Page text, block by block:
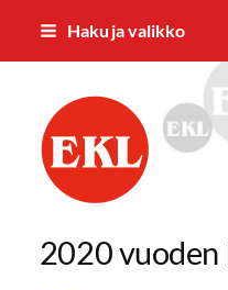
Siirry
Haku ja valikko
Jämsän
2020 vuoden